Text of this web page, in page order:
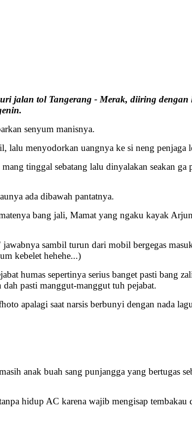
jalan tol Tangerang - Merak, diiring
senyum manisnya.
lalu menyodorkan uangnya ke si neng penjaga
tinggal sebatang lalu dinyalakan seakan ga
ada dibawah pantatnya.
bang jali, Mamat yang ngaku kayak
sambil turun dari mobil bergegas
kebelet hehehe...)
humas sepertinya serius banget pasti bang
pasti manggut-manggut tuh pejabat.
apalagi saat narsis berbunyi dengan nada
anak buah sang punjangga yang bertugas
hidup AC karena wajib mengisap tembakau